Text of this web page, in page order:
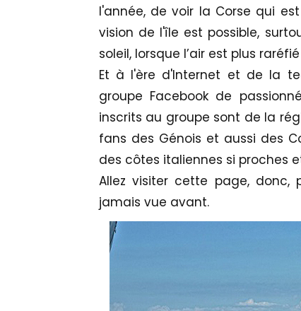
l'année, de voir la Corse qui
vision de l'île est possible,
soleil, lorsque l’air est plus
Et à l'ère d'Internet et de la
groupe Facebook de
inscrits au groupe sont de la
fans des Génois et aussi des
des côtes italiennes si proches
Allez visiter cette page, donc,
jamais vue avant.